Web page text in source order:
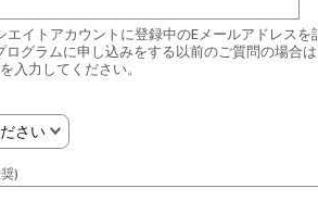
エイトアカウントに登録中のEメールアドレスを
ログラムに申し込みをする以前のご質問の場合
入力してください。
さい
)